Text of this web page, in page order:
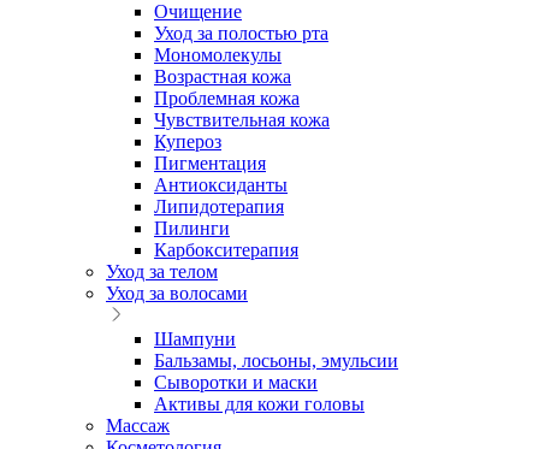
Очищение
Уход за полостью рта
Мономолекулы
Возрастная кожа
Проблемная кожа
Чувствительная кожа
Купероз
Пигментация
Антиоксиданты
Липидотерапия
Пилинги
Карбокситерапия
Уход за телом
Уход за волосами
Шампуни
Бальзамы, лосьоны, эмульсии
Сыворотки и маски
Активы для кожи головы
Массаж